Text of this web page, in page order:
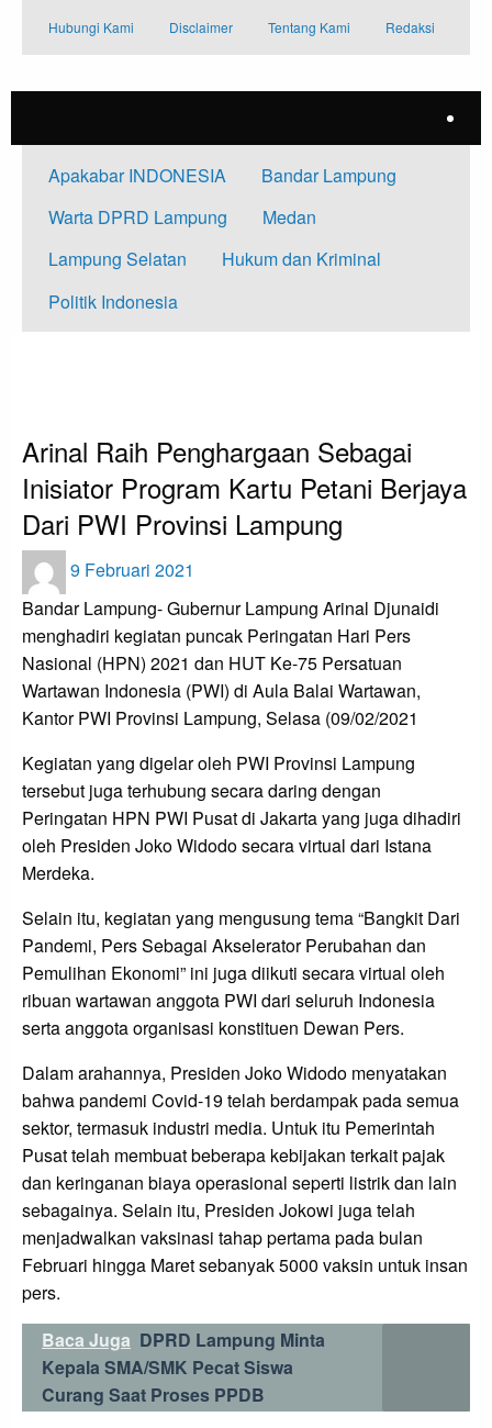
Hubungi Kami Disclaimer Tentang Kami Redaksi
Apakabar INDONESIA
Bandar Lampung
Warta DPRD Lampung
Medan
Lampung Selatan
Hukum dan Kriminal
Politik Indonesia
Arinal Raih Penghargaan Sebagai
Inisiator Program Kartu Petani Berjaya
Dari PWI Provinsi Lampung
Posted
9 Februari 2021
Bandar Lampung- Gubernur Lampung Arinal Djunaidi
menghadiri kegiatan puncak Peringatan Hari Pers
Nasional (HPN) 2021 dan HUT Ke-75 Persatuan
Wartawan Indonesia (PWI) di Aula Balai Wartawan,
Kantor PWI Provinsi Lampung, Selasa (09/02/2021
Kegiatan yang digelar oleh PWI Provinsi Lampung
tersebut juga terhubung secara daring dengan
Peringatan HPN PWI Pusat di Jakarta yang juga dihadiri
oleh Presiden Joko Widodo secara virtual dari Istana
Merdeka.
Selain itu, kegiatan yang mengusung tema “Bangkit Dari
Pandemi, Pers Sebagai Akselerator Perubahan dan
Pemulihan Ekonomi” ini juga diikuti secara virtual oleh
ribuan wartawan anggota PWI dari seluruh Indonesia
serta anggota organisasi konstituen Dewan Pers.
Dalam arahannya, Presiden Joko Widodo menyatakan
bahwa pandemi Covid-19 telah berdampak pada semua
sektor, termasuk industri media. Untuk itu Pemerintah
Pusat telah membuat beberapa kebijakan terkait pajak
dan keringanan biaya operasional seperti listrik dan lain
sebagainya. Selain itu, Presiden Jokowi juga telah
menjadwalkan vaksinasi tahap pertama pada bulan
Februari hingga Maret sebanyak 5000 vaksin untuk insan
pers.
Baca Juga DPRD Lampung Minta
Kepala SMA/SMK Pecat Siswa
Curang Saat Proses PPDB